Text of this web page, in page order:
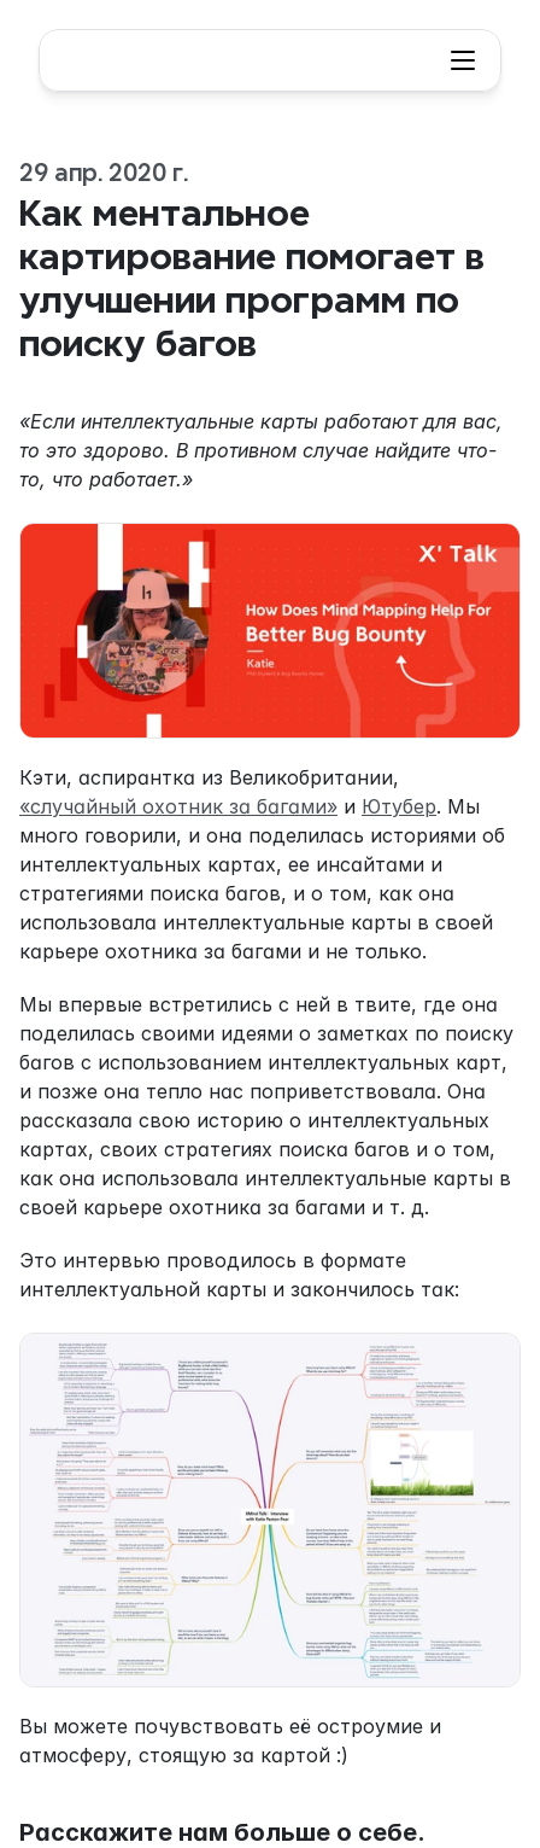
29 апр. 2020 г.
Как ментальное
картирование помогает в
улучшении программ по
поиску багов
«Если интеллектуальные карты работают для вас,
то это здорово. В противном случае найдите что-
то, что работает.»
«случайный охотник за багами» и Ютубер. Мы
много говорили, и она поделилась историями об
интеллектуальных картах, ее инсайтами и
стратегиями поиска багов, и о том, как она
использовала интеллектуальные карты в своей
карьере охотника за багами и не только.
Мы впервые встретились с ней в твите, где она
поделилась своими идеями о заметках по поиску
багов с использованием интеллектуальных карт,
и позже она тепло нас поприветствовала. Она
рассказала свою историю о интеллектуальных
картах, своих стратегиях поиска багов и о том,
как она использовала интеллектуальные карты в
своей карьере охотника за багами и т. д.
Это интервью проводилось в формате
интеллектуальной карты и закончилось так:
Вы можете почувствовать её остроумие и
атмосферу, стоящую за картой :)
Расскажите нам больше о себе.